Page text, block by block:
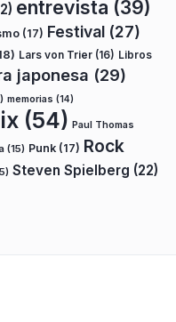
entrevista (39)
(17) Festival (27)
Lars von Trier (16) Libros
japonesa (29)
memorias (14)
(54) Paul Thomas
(15) Punk (17) Rock
Steven Spielberg (22)